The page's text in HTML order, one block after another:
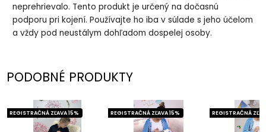
neprehrievalo. Tento produkt je určený na dočasnú
podporu pri kojení. Používajte ho iba v súlade s jeho účelom
a vždy pod neustálym dohľadom dospelej osoby.
PODOBNÉ PRODUKTY
REGISTRAČNÁ ZĽAVA 15% REGISTRAČNÁ ZĽAVA 15% REGISTRAČNÁ